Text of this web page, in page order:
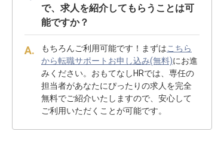
で、求人を紹介してもらうことは可
能ですか？
もちろんご利用可能です！まずはこちら
から転職サポートお申し込み(無料)にお進
みください。おもてなしHRでは、専任の
担当者があなたにぴったりの求人を完全
無料でご紹介いたしますので、安心して
ご利用いただくことが可能です。